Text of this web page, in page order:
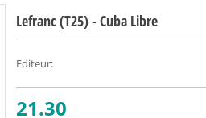
Lefranc (T25) - Cuba Libre
Editeur:
21.30